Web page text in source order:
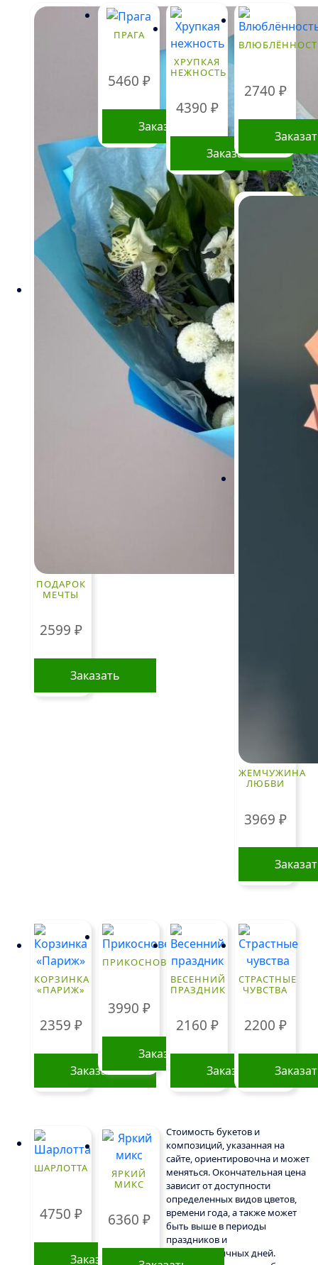
ПОДАРОК
МЕЧТЫ
2599 ₽
Заказать
ПРАГА
5460 ₽
Заказать
ХРУПКАЯ
НЕЖНОСТЬ
4390 ₽
Заказать
2740 ₽
ЖЕМЧУЖИНА
ЛЮБВИ
3969 ₽
КОРЗИНКА
«ПАРИЖ»
2359 ₽
Заказать
ПРИКОСНОВЕНИЕ
3990 ₽
Заказать
ВЕСЕННИЙ
ПРАЗДНИК
2160 ₽
Заказать
СТРАСТНЫЕ
ЧУВСТВА
2200 ₽
ШАРЛОТТА
4750 ₽
Заказать
ЯРКИЙ
МИКС
6360 ₽
Стоимость букетов и
композиций, указанная на
сайте, ориентировочна и может
меняться. Окончательная цена
зависит от доступности
определенных видов цветов,
времени года, а также может
быть выше в периоды
праздников и
предпраздничных дней.